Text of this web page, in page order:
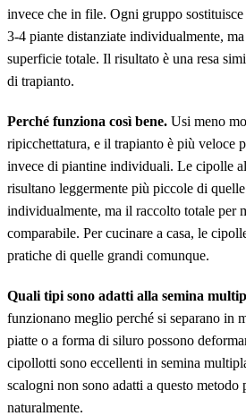
invece che in file. Ogni gruppo sostituisce
3-4 piante distanziate individualmente, ma
superficie totale. Il risultato è una resa
di trapianto.
Perché funziona così bene. Usi meno
ripicchettatura, e il trapianto è più veloce
invece di piantine individuali. Le cipolle
risultano leggermente più piccole di
individualmente, ma il raccolto totale per
comparabile. Per cucinare a casa, le
pratiche di quelle grandi comunque.
Quali tipi sono adatti alla semina
funzionano meglio perché si separano in
piatte o a forma di siluro possono
cipollotti sono eccellenti in semina
scalogni non sono adatti a questo
naturalmente.